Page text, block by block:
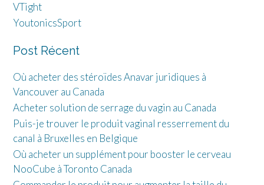
VTight
YoutonicsSport
Post Récent
Où acheter des stéroïdes Anavar juridiques à
Vancouver au Canada
Acheter solution de serrage du vagin au Canada
Puis-je trouver le produit vaginal resserrement du
canal à Bruxelles en Belgique
Où acheter un supplément pour booster le cerveau
NooCube à Toronto Canada